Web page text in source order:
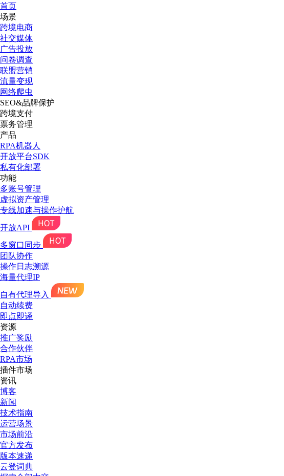
首页
场景
跨境电商
社交媒体
广告投放
问卷调查
联盟营销
流量变现
网络爬虫
SEO&品牌保护
跨境支付
票务管理
产品
RPA机器人
开放平台SDK
私有化部署
功能
多账号管理
虚拟资产管理
专线加速与操作护航
开放API
多窗口同步
团队协作
操作日志溯源
海量代理IP
自有代理导入
自动续费
即点即译
资源
推广奖励
合作伙伴
RPA市场
插件市场
资讯
博客
新闻
技术指南
运营场景
市场前沿
官方发布
版本速递
云登词典